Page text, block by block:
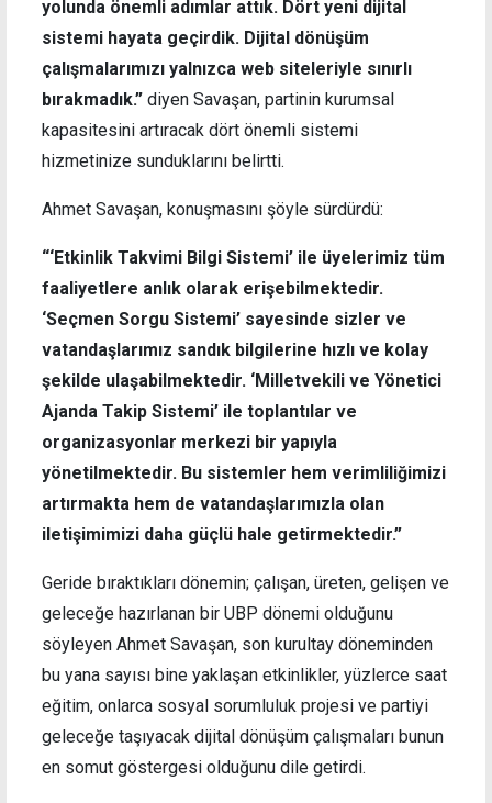
yolunda önemli adımlar attık. Dört yeni dijital
sistemi hayata geçirdik. Dijital dönüşüm
çalışmalarımızı yalnızca web siteleriyle sınırlı
bırakmadık.” diyen Savaşan, partinin kurumsal
kapasitesini artıracak dört önemli sistemi
hizmetinize sunduklarını belirtti.
Ahmet Savaşan, konuşmasını şöyle sürdürdü:
“‘Etkinlik Takvimi Bilgi Sistemi’ ile üyelerimiz tüm
faaliyetlere anlık olarak erişebilmektedir.
‘Seçmen Sorgu Sistemi’ sayesinde sizler ve
vatandaşlarımız sandık bilgilerine hızlı ve kolay
şekilde ulaşabilmektedir. ‘Milletvekili ve Yönetici
Ajanda Takip Sistemi’ ile toplantılar ve
organizasyonlar merkezi bir yapıyla
yönetilmektedir. Bu sistemler hem verimliliğimizi
artırmakta hem de vatandaşlarımızla olan
iletişimimizi daha güçlü hale getirmektedir.”
Geride bıraktıkları dönemin; çalışan, üreten, gelişen ve
geleceğe hazırlanan bir UBP dönemi olduğunu
söyleyen Ahmet Savaşan, son kurultay döneminden
bu yana sayısı bine yaklaşan etkinlikler, yüzlerce saat
eğitim, onlarca sosyal sorumluluk projesi ve partiyi
geleceğe taşıyacak dijital dönüşüm çalışmaları bunun
en somut göstergesi olduğunu dile getirdi.